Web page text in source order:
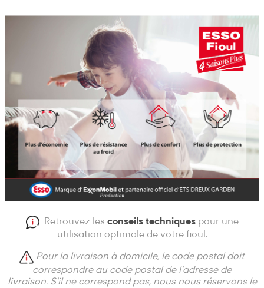
Retrouvez les conseils techniquespour une
utilisation optimale de votre fioul.
Pour la livraison à domicile, le code postal doit
correspondre au code postal de l'adresse de
livraison. S'il ne correspond pas, nous nous réservons le